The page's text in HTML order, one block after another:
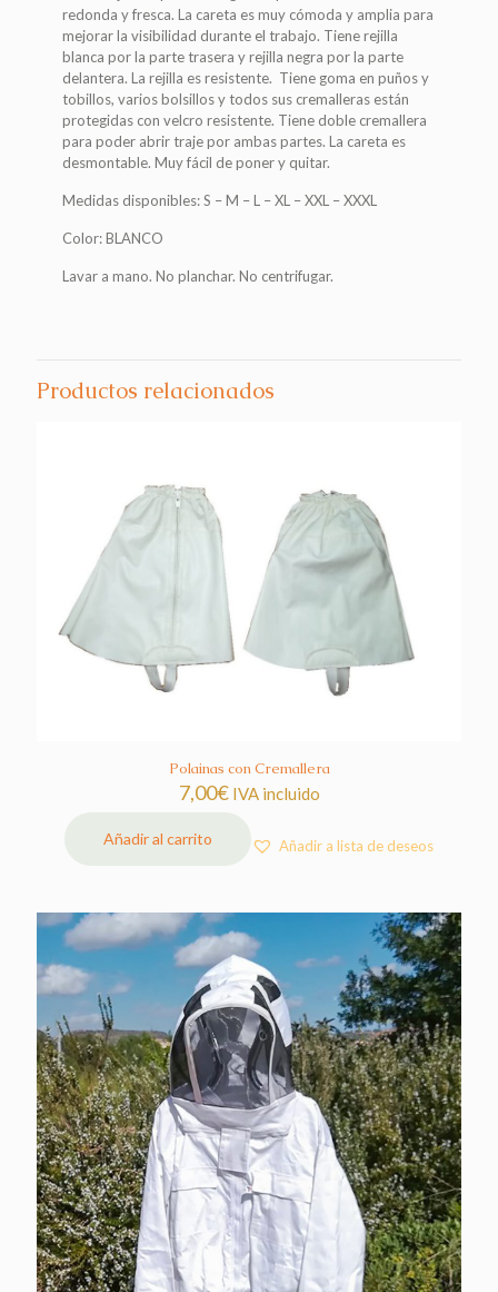
redonda y fresca. La careta es muy cómoda y amplia para
mejorar la visibilidad durante el trabajo. Tiene rejilla
blanca por la parte trasera y rejilla negra por la parte
delantera. La rejilla es resistente. Tiene goma en puños y
tobillos, varios bolsillos y todos sus cremalleras están
protegidas con velcro resistente. Tiene doble cremallera
para poder abrir traje por ambas partes. La careta es
desmontable. Muy fácil de poner y quitar.
Medidas disponibles: S – M – L – XL – XXL – XXXL
Color: BLANCO
Lavar a mano. No planchar. No centrifugar.
Productos relacionados
Polainas con Cremallera
7,00€ IVA incluido
Añadir al carrito Añadir a lista de deseos